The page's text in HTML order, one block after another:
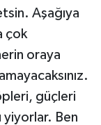
Aşağıya
çok
oraya
güçleri
yiyorlar. Ben